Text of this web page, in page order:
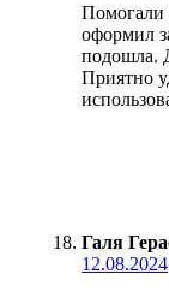
Помогали
оформил
подошла.
Приятно
Галя
12.08.2024